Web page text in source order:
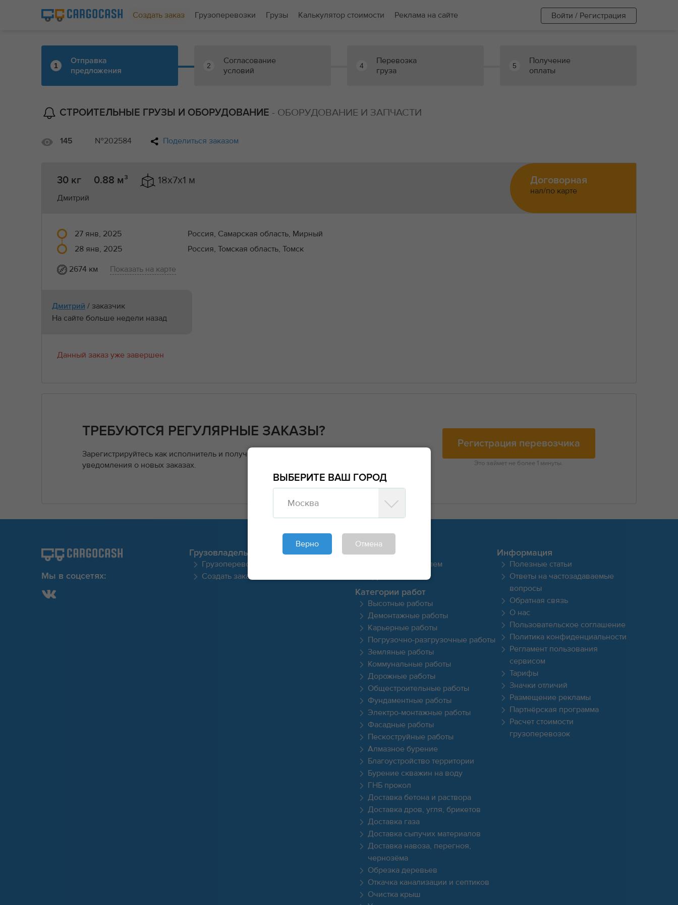
Создать заказ Грузоперевозки Грузы Калькулятор стоимости Реклама на сайте Войти / Регистрация
1
Отправка
предложения
2
Согласование
условий
4
Перевозка
груза
5
Получение
оплаты
СТРОИТЕЛЬНЫЕ ГРУЗЫ И ОБОРУДОВАНИЕ - ОБОРУДОВАНИЕ И ЗАПЧАСТИ
145 №202584 Поделиться заказом
30 кг 0.88 м³ 18x7x1 м
Дмитрий
Договорная
нал/по карте
27 янв, 2025
Россия, Самарская область, Мирный
28 янв, 2025
Россия, Томская область, Томск
2674 км
Показать на карте
Дмитрий / заказчик
На сайте больше недели назад
Данный заказ уже завершен
ТРЕБУЮТСЯ РЕГУЛЯРНЫЕ ЗАКАЗЫ?
Зарегистрируйтесь как исполнитель и получайте заявки напрямую от заказчиков и
уведомления о новых заказах.
Регистрация перевозчика
Это займет не более 1 минуты.
Мы в соцсетях:
Грузовладельцу
Грузоперевозки
Создать заказ
Для исполнителя
Стать исполнителем
Категории работ
Высотные работы
Демонтажные работы
Карьерные работы
Погрузочно-разгрузочные работы
Земляные работы
Коммунальные работы
Дорожные работы
Общестроительные работы
Фундаментные работы
Электро-монтажные работы
Фасадные работы
Пескоструйные работы
Алмазное бурение
Благоустройство территории
Бурение скважин на воду
ГНБ прокол
Доставка бетона и раствора
Доставка дров, угля, брикетов
Доставка газа
Доставка сыпучих материалов
Доставка навоза, перегноя,
чернозёма
Обрезка деревьев
Откачка канализации и септиков
Очистка крыш
Информация
Полезные статьи
Ответы на частозадаваемые
вопросы
Обратная связь
О нас
Пользовательское соглашение
Политика конфиденциальности
Регламент пользования
сервисом
Тарифы
Значки отличий
Размещение рекламы
Партнёрская программа
Расчет стоимости
грузоперевозок
ВЫБЕРИТЕ ВАШ ГОРОД
Москва
Верно Отмена